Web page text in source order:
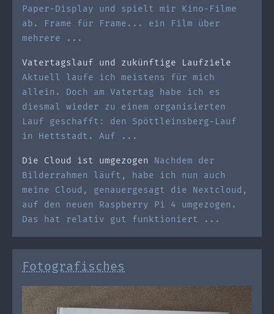
Paper-Display und spielt mir Kino-Filme
ab. Frame für Frame... ein Film über
mehrere ...
Vatertagslauf und zukünftige Laufziele
Aktuell laufe ich meistens für mich
allein. Doch am Vatertag habe ich es
diesmal wieder zu einem organisierten
Lauf geschafft: den Spöttleinsberg-Lauf
in Hettstadt. Auf ...
Die Cloud ist umgezogen
Nachdem der
Bilderrahmen läuft, habe ich nun auch
meine Cloud, genauergesagt die Nextcloud,
auf den neuen Raspberry Pi 4 umgezogen.
Das hat relativ gut funktioniert ...
Fotografisches